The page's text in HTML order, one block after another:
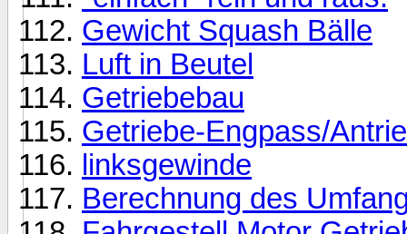
Gewicht Squash Bälle
Luft in Beutel
Getriebebau
Getriebe-Engpass/
linksgewinde
Berechnung des